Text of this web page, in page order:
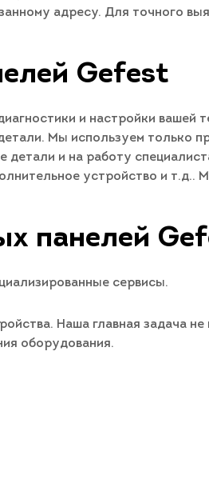
адресу. Для точного
Gefest
и настройки вашей
Мы используем только
детали и на работу
устройство и т.д..
панелей
сервисы.
Наша главная задача не
оборудования.